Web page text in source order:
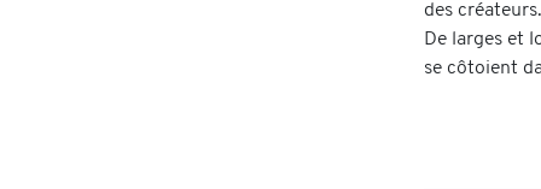
des
De larges et
se côtoient